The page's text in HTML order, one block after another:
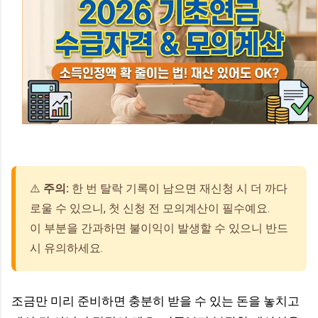
⚠️ 주의: 한 번 탈락 기록이 남으면 재신청 시 더 까다
로울 수 있으니, 첫 신청 전 모의계산이 필수예요.
이 부분을 간과하면 불이익이 발생할 수 있으니 반드
시 유의하세요.
조금만 미리 준비하면 충분히 받을 수 있는 돈을 놓치고